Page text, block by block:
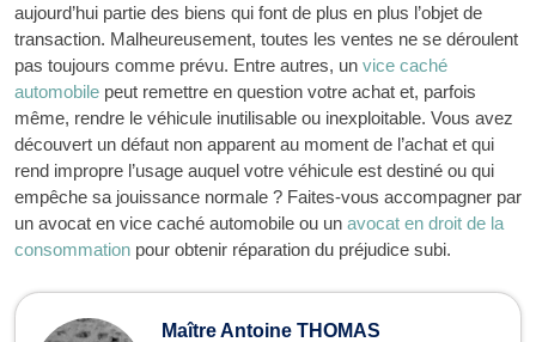
aujourd’hui partie des biens qui font de plus en plus l’objet de
transaction. Malheureusement, toutes les ventes ne se déroulent
pas toujours comme prévu. Entre autres, un vice caché
automobile peut remettre en question votre achat et, parfois
même, rendre le véhicule inutilisable ou inexploitable. Vous avez
découvert un défaut non apparent au moment de l’achat et qui
rend impropre l’usage auquel votre véhicule est destiné ou qui
empêche sa jouissance normale ? Faites-vous accompagner par
un avocat en vice caché automobile ou un avocat en droit de la
consommation pour obtenir réparation du préjudice subi.
Avocats en vice caché automobile
Maître Antoine THOMAS